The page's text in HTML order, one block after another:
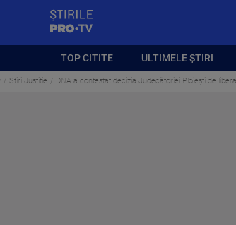
TOP CITITE ULTIMELE ȘTIRI
Stiri Justitie DNA a contestat decizia Judecătoriei Ploiești de